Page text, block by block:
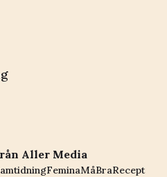
Aller Media
FeminaMåBraRecept